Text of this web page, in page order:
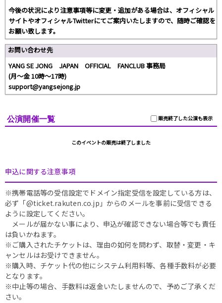
今後の状況により注意事項等に変更・追加がある場合は、オフィシャル
サイトやオフィシャルTwitterにてご案内いたしますので、随時ご確認を
お願い致します。
お問い合わせ先
YANG SE JONG JAPAN OFFICIAL FANCLUB 事務局
(月～金 10時～17時)
support@yangsejong.jp
販売終了した公演も表示
公演開催一覧
このイベントの販売は終了しました
申込に関する注意事項
※携帯電話等の受信設定でドメイン指定受信を設定している方は、
必ず「@ticket.rakuten.co.jp」からのメールを事前に受信できる
ように設定してください。
メールが届かない事により、申込が確認できない場合等でも責任
は負いかねます。
※ご購入されたチケットは、理由の如何を問わず、取替・変更・キ
ャンセルはお受けできません。
※購入時、チケット代の他にシステム利用料等、各種手数料が必要
となります。
※中止等の場合、手数料は返金いたしませんので、予めご了承くだ
さい。